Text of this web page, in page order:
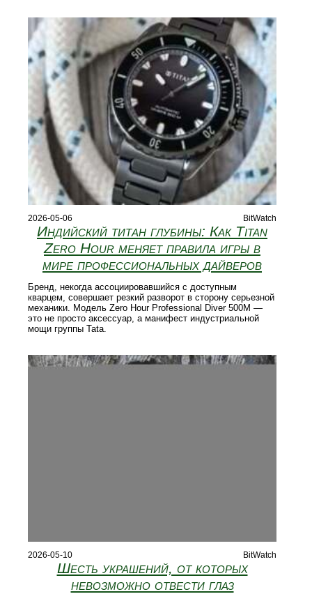
2026-05-06 BitWatch
Индийский титан глубины: Как Titan
Zero Hour меняет правила игры в
мире профессиональных дайверов
Бренд, некогда ассоциировавшийся с доступным
кварцем, совершает резкий разворот в сторону серьезной
механики. Модель Zero Hour Professional Diver 500M —
это не просто аксессуар, а манифест индустриальной
мощи группы Tata.
2026-05-10 BitWatch
Шесть украшений, от которых
невозможно отвести глаз